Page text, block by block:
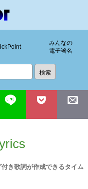
みんなの
電子署名
き歌詞が作成できるタイム